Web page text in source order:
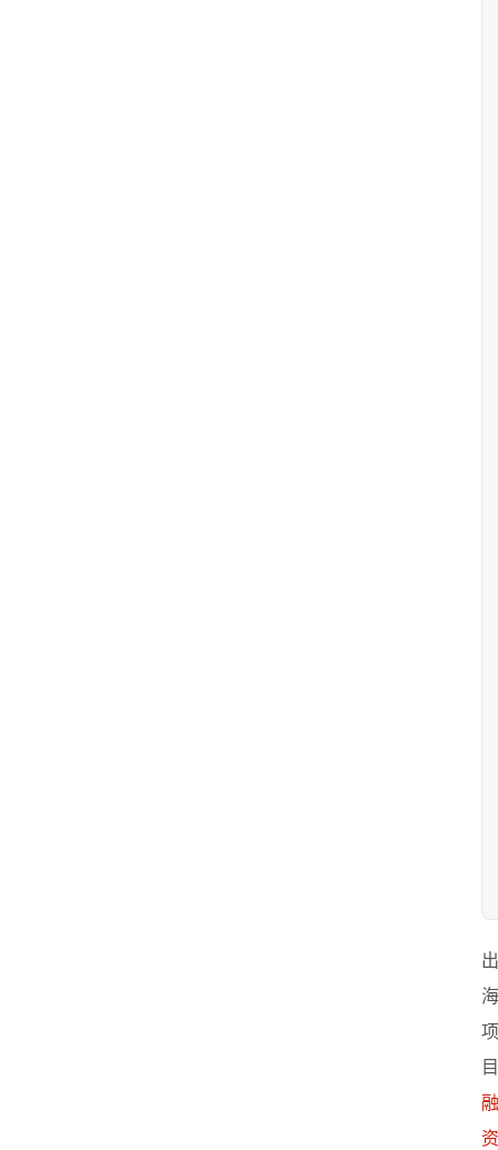
出
海
项
目
融
资